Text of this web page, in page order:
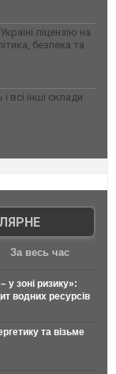
ліцензію на
безпека та
всі інші склади
За весь час
у зоні ризику»:
водних ресурсів
та візьме